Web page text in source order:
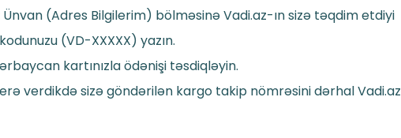
Ünvan (Adres Bilgilerim) bölməsinə Vadi.az-ın sizə təqdim etdiyi
(VD-XXXXX) yazın.
kartınızla ödənişi təsdiqləyin.
verdikdə sizə göndərilən kargo takip nömrəsini dərhal Vadi.az